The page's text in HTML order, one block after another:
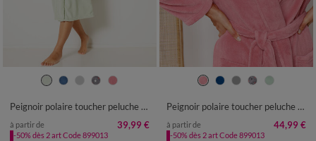
34/36 38/40 42/44 46/48
Peignoir polaire toucher peluche manches longues, longueur 115 cm
à partir de 39,99 €
-50% dès 2 art Code 899013
34/36 38/40 42/44 46/48
Peignoir polaire toucher peluche manches longues, longueur 130 cm
à partir de 44,99 €
-50% dès 2 art Code 899013